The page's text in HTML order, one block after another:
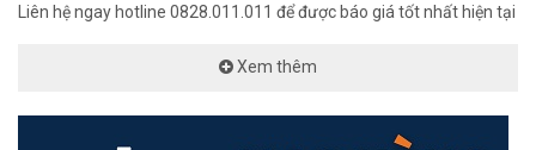
Liên hệ ngay hotline 0828.011.011 để được báo giá tốt nhất hiện tại
Xem thêm